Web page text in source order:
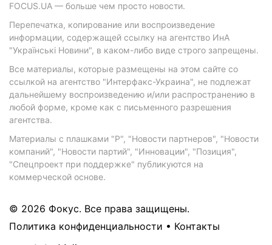
FOCUS.UA — больше чем просто новости.
Перепечатка, копирование или воспроизведение
информации, содержащей ссылку на агентство ИнА
"Українські Новини", в каком-либо виде строго запрещены.
Все материалы, которые размещены на этом сайте со
ссылкой на агентство "Интерфакс-Украина", не подлежат
дальнейшему воспроизведению и/или распространению в
любой форме, кроме как с письменного разрешения
агентства.
Материалы с плашками "Р", "Новости партнеров", "Новости
компаний", "Новости партий", "Инновации", "Позиция",
"Спецпроект при поддержке" публикуются на
коммерческой основе.
© 2026 Фокус. Все права защищены.
Политика конфиденциальности • Контакты